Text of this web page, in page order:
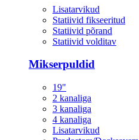
Lisatarvikud
Statiivid fikseeritud
Statiivid põrand
Statiivid volditav
Mikserpuldid
19"
2 kanaliga
3 kanaliga
4 kanaliga
Lisatarvikud